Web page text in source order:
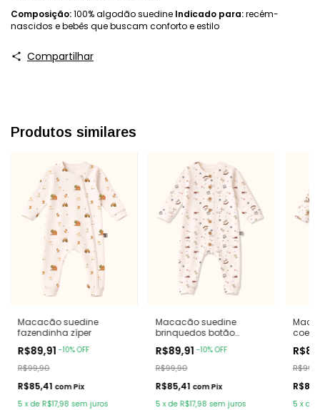
Composição:100% algodão suedine Indicado para:recém-
nascidos e bebês que buscam conforto e estilo
Compartilhar
Produtos similares
Macacão suedine
fazendinha zíper
R$89,91-10%OFF
R$99,90
R$85,41 comPix
5 xde R$17,98 sem juros
Macacão suedine
brinquedos botão
R$89,91-10%OFF
R$99,90
R$85,41 comPix
5 xde R$17,98 sem juros 5 x de